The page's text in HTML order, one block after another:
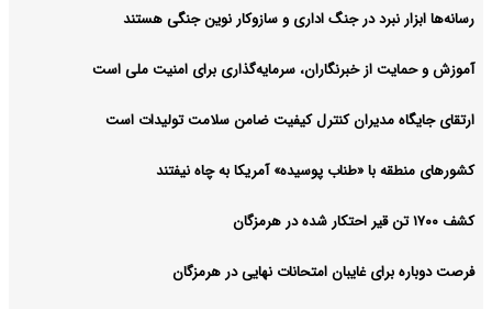
رسانه‌ها ابزار نبرد در جنگ اداری و سازوکار نوین جنگی هستند
آموزش و حمایت از خبرنگاران، سرمایه‌گذاری برای امنیت ملی است
ارتقای جایگاه مدیران کنترل کیفیت ضامن سلامت تولیدات است
کشورهای منطقه با «طناب پوسیده» آمریکا به چاه نیفتند
کشف ۱۷۰۰ تن قیر احتکار شده در هرمزگان
فرصت دوباره برای غایبان امتحانات نهایی در هرمزگان